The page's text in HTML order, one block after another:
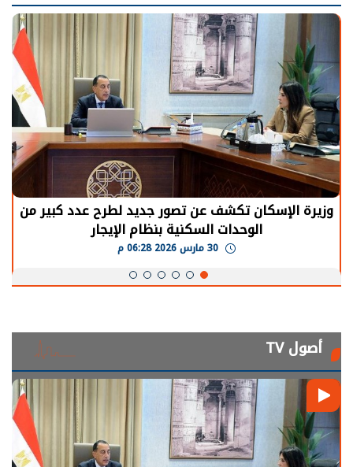
وزيرة الإسكان تكشف عن تصور جديد لطرح عدد كبير من
الوحدات السكنية بنظام الإيجار
أصول TV